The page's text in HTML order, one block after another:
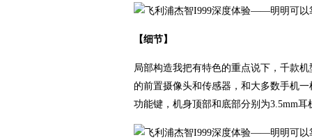
【细节】
局部构造我把有特色的重点说下，千款
的前置摄像头和传感器，和大多数手机
功能键，机身顶部和底部分别为3.5mm耳